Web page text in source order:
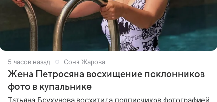
5 часов назад Соня Жарова
Жена Петросяна восхищение поклонников
фото в купальнике
Татьяна Брухунова восхитила подписчиков фотографией